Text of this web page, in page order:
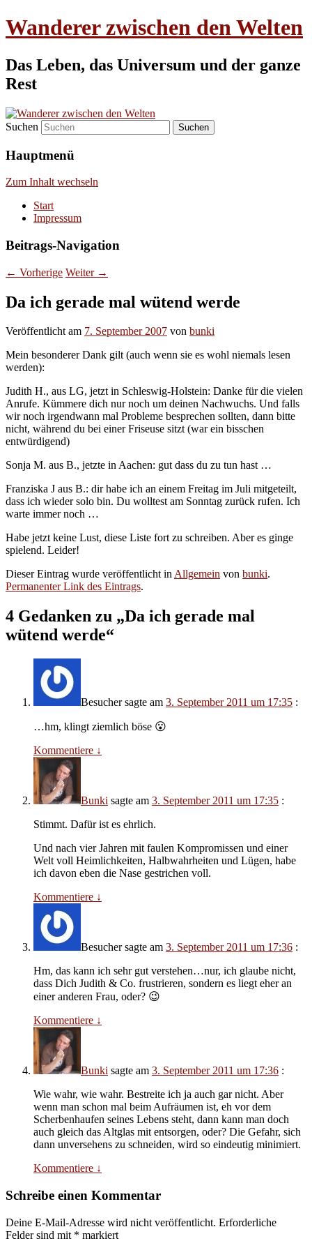
Wanderer zwischen den Welten
Das Leben, das Universum und der ganze
Rest
Suchen
Hauptmenü
Zum Inhalt wechseln
Start
Impressum
Beitrags-Navigation
← Vorherige Weiter →
Da ich gerade mal wütend werde
Veröffentlicht am 7. September 2007 von bunki
Mein besonderer Dank gilt (auch wenn sie es wohl niemals lesen
werden):
Judith H., aus LG, jetzt in Schleswig-Holstein: Danke für die vielen
Anrufe. Kümmere dich nur noch um deinen Nachwuchs. Und falls
wir noch irgendwann mal Probleme besprechen sollten, dann bitte
nicht, während du bei einer Friseuse sitzt (war ein bisschen
entwürdigend)
Sonja M. aus B., jetzte in Aachen: gut dass du zu tun hast …
Franziska J aus B.: dir habe ich an einem Freitag im Juli mitgeteilt,
dass ich wieder solo bin. Du wolltest am Sonntag zurück rufen. Ich
warte immer noch …
Habe jetzt keine Lust, diese Liste fort zu schreiben. Aber es ginge
spielend. Leider!
Dieser Eintrag wurde veröffentlicht inAllgemein von bunki.
Permanenter Link des Eintrags.
4 Gedanken zu „Da ich gerade mal
wütend werde“
Besuchersagte am 3. September 2011 um 17:35 :
…hm, klingt ziemlich böse 😮
Kommentiere ↓
Bunki sagte am 3. September 2011 um 17:35 :
Stimmt. Dafür ist es ehrlich.
Und nach vier Jahren mit faulen Kompromissen und einer
Welt voll Heimlichkeiten, Halbwahrheiten und Lügen, habe
ich davon eben die Nase gestrichen voll.
Kommentiere ↓
Besuchersagte am 3. September 2011 um 17:36 :
Hm, das kann ich sehr gut verstehen…nur, ich glaube nicht,
dass Dich Judith & Co. frustrieren, sondern es liegt eher an
einer anderen Frau, oder? 😉
Kommentiere ↓
Bunki sagte am 3. September 2011 um 17:36 :
Wie wahr, wie wahr. Bestreite ich ja auch gar nicht. Aber
wenn man schon mal beim Aufräumen ist, eh vor dem
Scherbenhaufen seines Lebens steht, dann kann man doch
auch gleich das Altglas mit entsorgen, oder? Die Gefahr, sich
dann unversehens zu schneiden, wird so eindeutig minimiert.
Kommentiere ↓
Schreibe einen Kommentar
Deine E-Mail-Adresse wird nicht veröffentlicht. Erforderliche
Felder sind mit * markiert